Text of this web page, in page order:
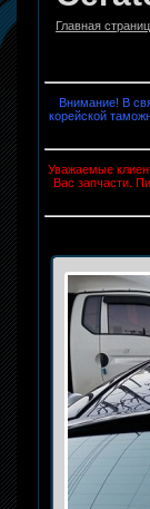
Главная
Внимание! В
корейской
Уважаемые
Вас запчасти.